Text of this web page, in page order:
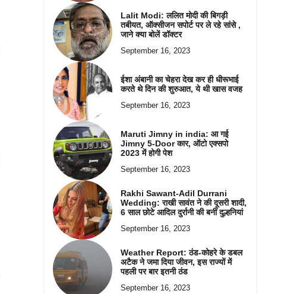
Lalit Modi: ललित मोदी की बिगड़ी
तबीयत, ऑक्सीजन सपोर्ट पर ले रहे सांसे ,
जाने क्या बोलें डॉक्टर
September 16, 2023
ईशा अंबानी का चेहरा देख कर ही धीरूभाई
करते थे दिन की शुरुआत, ये थी खास वजह
September 16, 2023
Maruti Jimny in india: आ गई
Jimny 5-Door कार, ऑटो एक्सपो
2023 में होगी पेश
September 16, 2023
Rakhi Sawant-Adil Durrani
Wedding: राखी सावंत ने की दूसरी शादी,
6 साल छोटे आदिल दुर्रानी की बनीं दुल्हनियां
September 16, 2023
Weather Report: ठंड-कोहरे के डबल
अटैक ने जमा दिया जीवन, इस राज्यों में
पहली पर बार इतनी ठंड
September 16, 2023